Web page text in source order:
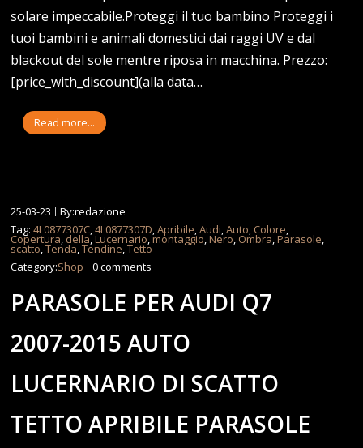
solare impeccabile.Proteggi il tuo bambino Proteggi i
tuoi bambini e animali domestici dai raggi UV e dal
blackout del sole mentre riposa in macchina. Prezzo:
[price_with_discount](alla data…
Read more...
25-03-23
By:redazione
Tag:4L0877307C,4L0877307D,Apribile,Audi,Auto, Colore,
Copertura, della,Lucernario,montaggio,Nero, Ombra,Parasole,
scatto,Tenda,Tendine,Tetto
Category:Shop 0 comments
PARASOLE PER AUDI Q7
2007-2015 AUTO
LUCERNARIO DI SCATTO
TETTO APRIBILE PARASOLE